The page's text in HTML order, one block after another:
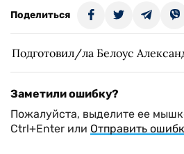
Поделиться
Подготовил/ла Белоус
Заметили ошибку?
Пожалуйста, выделите ее
Ctrl+Enter или Отправить